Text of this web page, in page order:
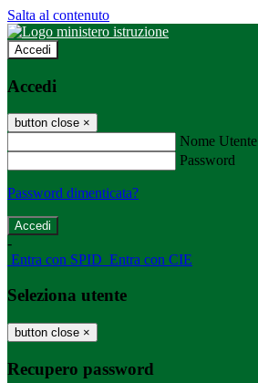
Salta al contenuto
Accedi
Accedi
button close ×
Nome Utente
Password
Password dimenticata?
-
Entra con SPID Entra con CIE
Seleziona utente
button close ×
Recupero password